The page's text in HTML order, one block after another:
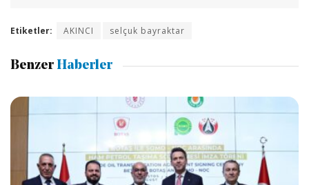
Etiketler: AKINCI selçuk bayraktar
Benzer Haberler